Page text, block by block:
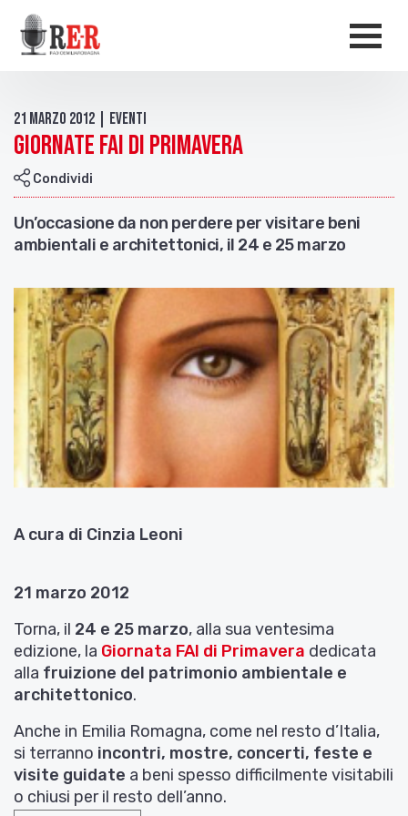
Salta al contenuto principale
21 Marzo 2012 | Eventi
Giornate Fai di Primavera
Condividi
Un’occasione da non perdere per visitare beni
ambientali e architettonici, il 24 e 25 marzo
A cura di Cinzia Leoni
21 marzo 2012
Torna, il 24 e 25 marzo, alla sua ventesima
edizione, la Giornata FAI di Primavera dedicata
alla fruizione del patrimonio ambientale e
architettonico.
Anche in Emilia Romagna, come nel resto d’Italia,
si terranno incontri, mostre, concerti, feste e
visite guidate a beni spesso difficilmente visitabili
o chiusi per il resto dell’anno.